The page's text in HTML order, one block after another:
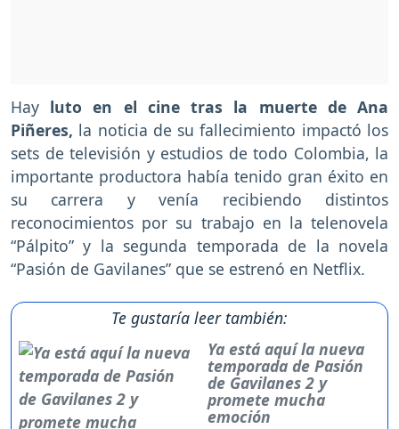
Hay luto en el cine tras la muerte de Ana
Piñeres, la noticia de su fallecimiento impactó los
sets de televisión y estudios de todo Colombia, la
importante productora había tenido gran éxito en
su carrera y venía recibiendo distintos
reconocimientos por su trabajo en la telenovela
“Pálpito” y la segunda temporada de la novela
“Pasión de Gavilanes” que se estrenó en Netflix.
Te gustaría leer también:
Ya está aquí la nueva
temporada de Pasión
de Gavilanes 2 y
promete mucha
emoción